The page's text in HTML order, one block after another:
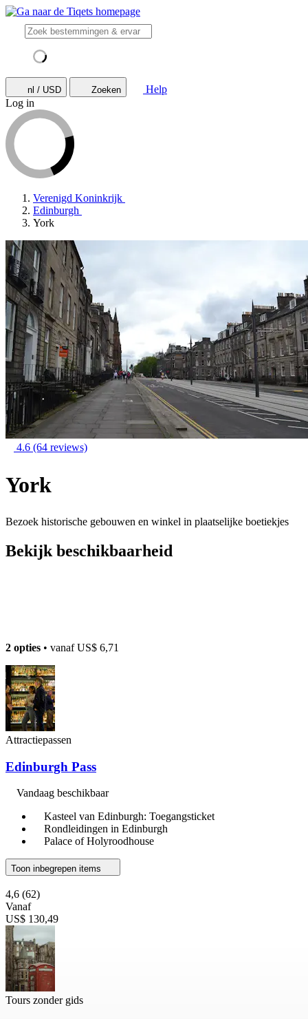
nl / USD Zoeken
Help
Log in
Verenigd Koninkrijk
Edinburgh
York
4.6 (64 reviews)
York
Bezoek historische gebouwen en winkel in plaatselijke boetiekjes
Bekijk beschikbaarheid
2 opties • vanafUS$ 6,71
Attractiepassen
Edinburgh Pass
Vandaag beschikbaar
Kasteel van Edinburgh: Toegangsticket
Rondleidingen in Edinburgh
Palace of Holyroodhouse
Toon inbegrepen items
4,6 (62)
Vanaf
US$ 130,49
Tours zonder gids